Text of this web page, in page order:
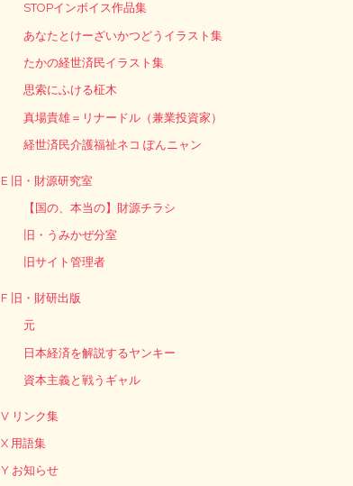
STOPインボイス作品集
あなたとけーざいかつどうイラスト集
たかの経世済民イラスト集
思索にふける柾木
真場貴雄＝リナードル（兼業投資家）
経世済民介護福祉ネコ ぽんニャン
E 旧・財源研究室
【国の、本当の】財源チラシ
旧・うみかぜ分室
旧サイト管理者
F 旧・財研出版
元
日本経済を解説するヤンキー
資本主義と戦うギャル
V リンク集
X 用語集
Y お知らせ